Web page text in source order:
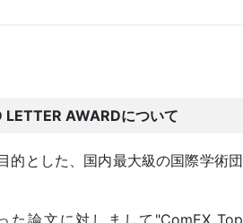
AWARDについて
的とした、国内最大級の国際学術団
た論文に対しまして"ComEX Top